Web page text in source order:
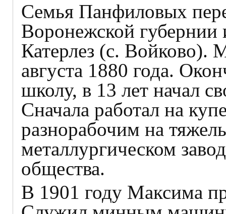
Семья Панфиловых
Воронежской губернии
Катерлез (с. Войково).
августа 1880 года.
школу, в 13 лет начал
Сначала работал на
разнорабочим на
металлургическом
общества.
В 1901 году Максима